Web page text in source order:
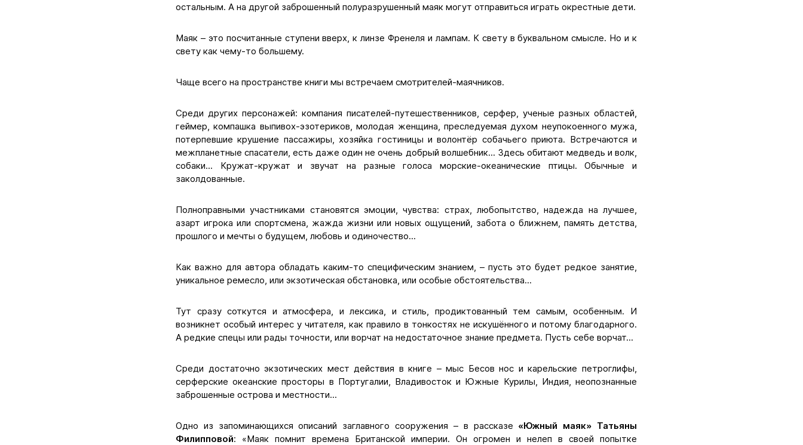
остальным. А на другой заброшенный полуразрушенный маяк могут отправиться играть окрестные дети.
Маяк – это посчитанные ступени вверх, к линзе Френеля и лампам. К свету в буквальном смысле. Но и к
свету как чему-то большему.
Чаще всего на пространстве книги мы встречаем смотрителей-маячников.
Среди других персонажей: компания писателей-путешественников, серфер, ученые разных областей,
геймер, компашка выпивох-эзотериков, молодая женщина, преследуемая духом неупокоенного мужа,
потерпевшие крушение пассажиры, хозяйка гостиницы и волонтёр собачьего приюта. Встречаются и
межпланетные спасатели, есть даже один не очень добрый волшебник... Здесь обитают медведь и волк,
собаки... Кружат-кружат и звучат на разные голоса морские-океанические птицы. Обычные и
заколдованные.
Полноправными участниками становятся эмоции, чувства: страх, любопытство, надежда на лучшее,
азарт игрока или спортсмена, жажда жизни или новых ощущений, забота о ближнем, память детства,
прошлого и мечты о будущем, любовь и одиночество...
Как важно для автора обладать каким-то специфическим знанием, – пусть это будет редкое занятие,
уникальное ремесло, или экзотическая обстановка, или особые обстоятельства...
Тут сразу соткутся и атмосфера, и лексика, и стиль, продиктованный тем самым, особенным. И
возникнет особый интерес у читателя, как правило в тонкостях не искушённого и потому благодарного.
А редкие спецы или рады точности, или ворчат на недостаточное знание предмета. Пусть себе ворчат...
Среди достаточно экзотических мест действия в книге – мыс Бесов нос и карельские петроглифы,
серферские океанские просторы в Португалии, Владивосток и Южные Курилы, Индия, неопознанные
заброшенные острова и местности...
Одно из запоминающихся описаний заглавного сооружения – в рассказе «Южный маяк» Татьяны
Филипповой: «Маяк помнит времена Британской империи. Он огромен и нелеп в своей попытке